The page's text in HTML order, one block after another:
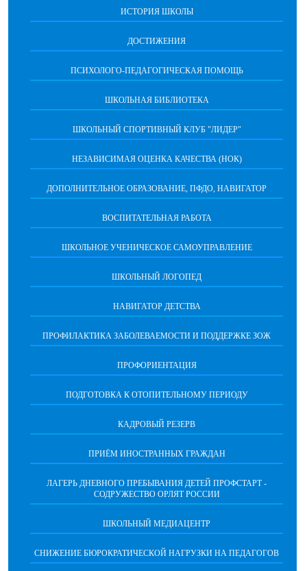
ИСТОРИЯ ШКОЛЫ
ДОСТИЖЕНИЯ
ПСИХОЛОГО-ПЕДАГОГИЧЕСКАЯ ПОМОЩЬ
ШКОЛЬНАЯ БИБЛИОТЕКА
ШКОЛЬНЫЙ СПОРТИВНЫЙ КЛУБ "ЛИДЕР"
НЕЗАВИСИМАЯ ОЦЕНКА КАЧЕСТВА (НОК)
ДОПОЛНИТЕЛЬНОЕ ОБРАЗОВАНИЕ, ПФДО, НАВИГАТОР
ВОСПИТАТЕЛЬНАЯ РАБОТА
ШКОЛЬНОЕ УЧЕНИЧЕСКОЕ САМОУПРАВЛЕНИЕ
ШКОЛЬНЫЙ ЛОГОПЕД
НАВИГАТОР ДЕТСТВА
ПРОФИЛАКТИКА ЗАБОЛЕВАЕМОСТИ И ПОДДЕРЖКЕ ЗОЖ
ПРОФОРИЕНТАЦИЯ
ПОДГОТОВКА К ОТОПИТЕЛЬНОМУ ПЕРИОДУ
КАДРОВЫЙ РЕЗЕРВ
ПРИЁМ ИНОСТРАННЫХ ГРАЖДАН
ЛАГЕРЬ ДНЕВНОГО ПРЕБЫВАНИЯ ДЕТЕЙ ПРОФСТАРТ -
СОДРУЖЕСТВО ОРЛЯТ РОССИИ
ШКОЛЬНЫЙ МЕДИАЦЕНТР
СНИЖЕНИЕ БЮРОКРАТИЧЕСКОЙ НАГРУЗКИ НА ПЕДАГОГОВ